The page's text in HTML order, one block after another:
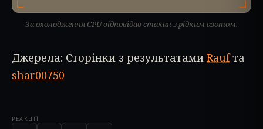
РЕАКЦІЇ
За охолодження CPU відповідав стакан з рідким азотом.
Джерела: Сторінки з результатами Raufта
shar00750